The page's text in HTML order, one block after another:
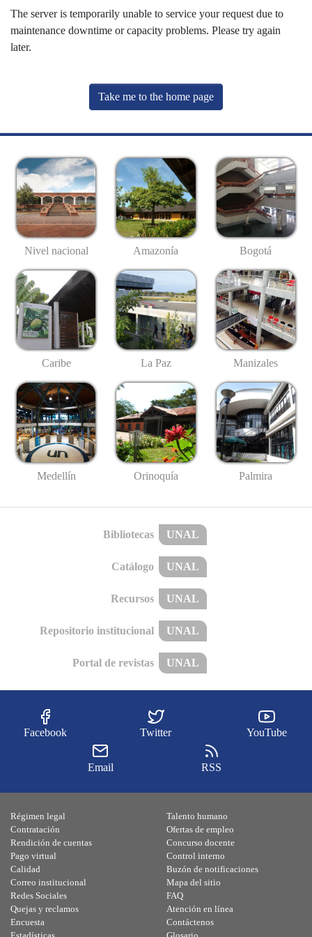
The server is temporarily unable to service your request due to
maintenance downtime or capacity problems. Please try again
later.
Take me to the home page
Nivel nacional Amazonía Bogotá
Caribe La Paz Manizales
Medellín Orinoquía Palmira
Bibliotecas UNAL
Catálogo UNAL
Recursos UNAL
Repositorio institucional UNAL
Portal de revistas UNAL
Facebook Twitter YouTube
Email RSS
Régimen legal
Contratación
Rendición de cuentas
Pago virtual
Calidad
Talento humano
Ofertas de empleo
Concurso docente
Control interno
Buzón de notificaciones
Correo institucional
Redes Sociales
Quejas y reclamos
Encuesta
Mapa del sitio
FAQ
Atención en línea
Contáctenos